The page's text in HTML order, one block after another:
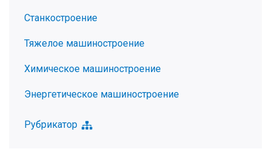
Станкостроение
Тяжелое машиностроение
Химическое машиностроение
Энергетическое машиностроение
Рубрикатор